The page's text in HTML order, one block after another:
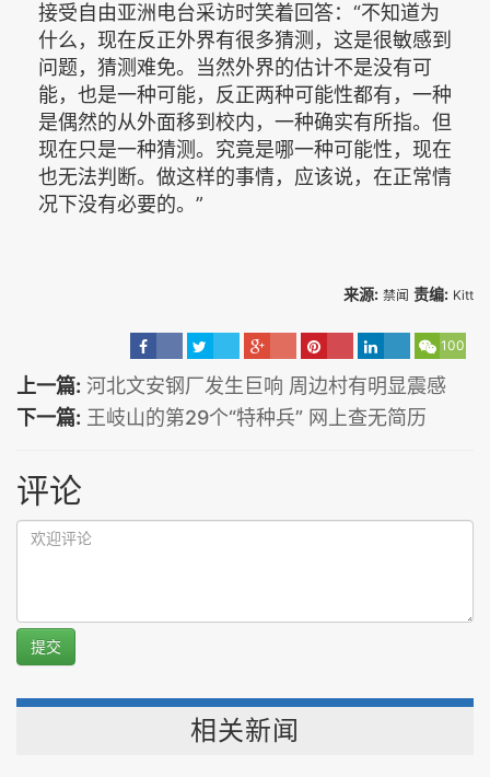
接受自由亚洲电台采访时笑着回答：“不知道为
什么，现在反正外界有很多猜测，这是很敏感到
问题，猜测难免。当然外界的估计不是没有可
能，也是一种可能，反正两种可能性都有，一种
是偶然的从外面移到校内，一种确实有所指。但
现在只是一种猜测。究竟是哪一种可能性，现在
也无法判断。做这样的事情，应该说，在正常情
况下没有必要的。”
来源: 禁闻 责编: Kitt
100
上一篇: 河北文安钢厂发生巨响 周边村有明显震感
下一篇: 王岐山的第29个“特种兵” 网上查无简历
评论
提交
相关新闻